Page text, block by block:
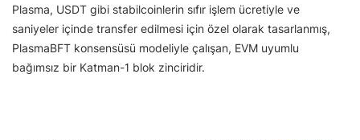
Plasma, USDT gibi stabilcoinlerin sıfır işlem ücretiyle ve
saniyeler içinde transfer edilmesi için özel olarak tasarlanmış,
PlasmaBFT konsensüsü modeliyle çalışan, EVM uyumlu
bağımsız bir Katman-1 blok zinciridir.